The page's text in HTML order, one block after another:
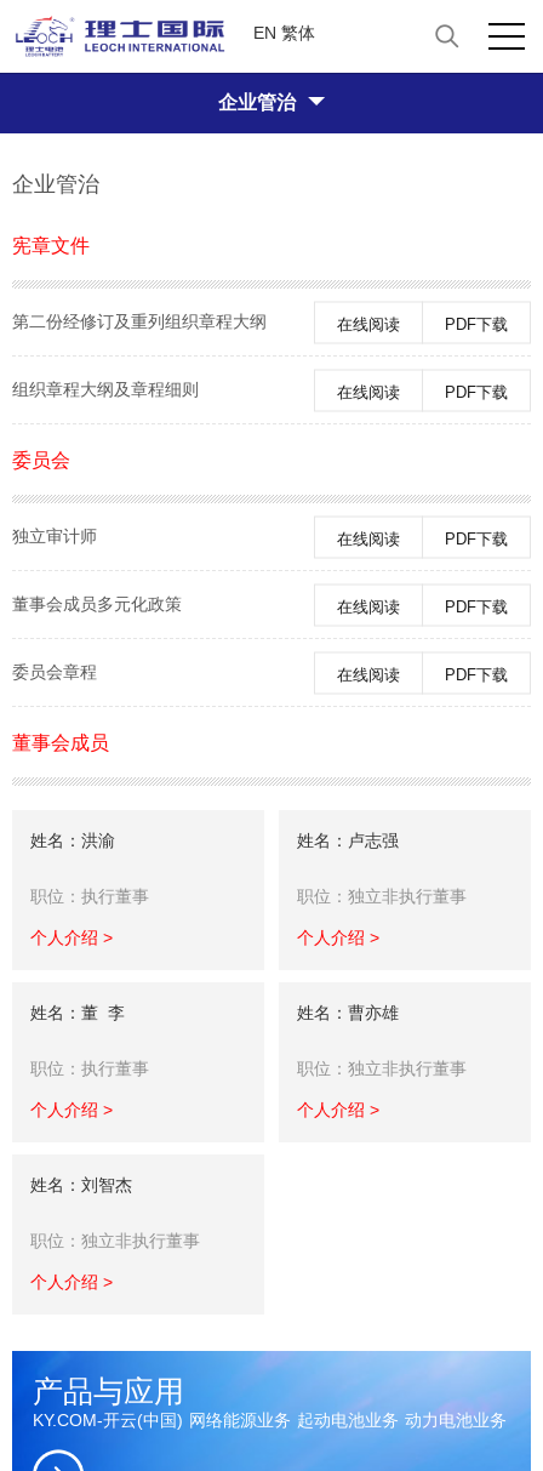
EN 繁体
企业管治
企业管治
宪章文件
第二份经修订及重列组织章程大纲 在线阅读 PDF下载
组织章程大纲及章程细则 在线阅读 PDF下载
委员会
独立审计师 在线阅读 PDF下载
董事会成员多元化政策 在线阅读 PDF下载
委员会章程 在线阅读 PDF下载
董事会成员
姓名：洪渝
职位：执行董事
个人介绍 >
姓名：卢志强
职位：独立非执行董事
个人介绍 >
姓名：董 李
职位：执行董事
个人介绍 >
姓名：曹亦雄
职位：独立非执行董事
个人介绍 >
姓名：刘智杰
职位：独立非执行董事
个人介绍 >
产品与应用
KY.COM-开云(中国) 网络能源业务 起动电池业务 动力电池业务